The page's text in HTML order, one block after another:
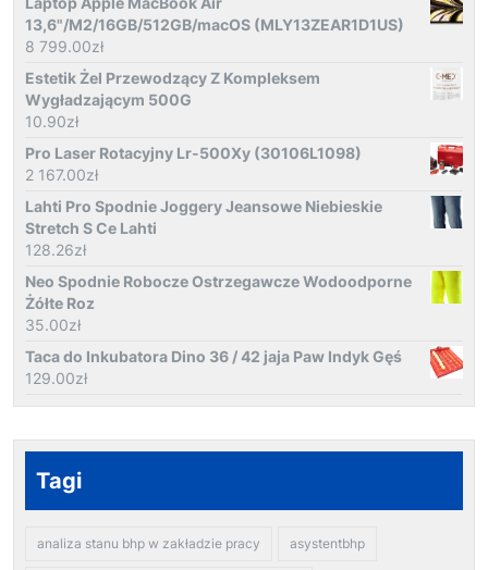
13,6"/M2/16GB/512GB/macOS (MLY13ZEAR1D1US)
8 799.00zł
Estetik Żel Przewodzący Z Kompleksem
Wygładzającym 500G
10.90zł
Pro Laser Rotacyjny Lr-500Xy (30106L1098)
2 167.00zł
Lahti Pro Spodnie Joggery Jeansowe Niebieskie
Stretch S Ce Lahti
128.26zł
Neo Spodnie Robocze Ostrzegawcze Wodoodporne
Żółte Roz
35.00zł
Taca do Inkubatora Dino 36 / 42 jaja Paw Indyk Gęś
129.00zł
Tagi
analiza stanu bhp w zakładzie pracy asystentbhp